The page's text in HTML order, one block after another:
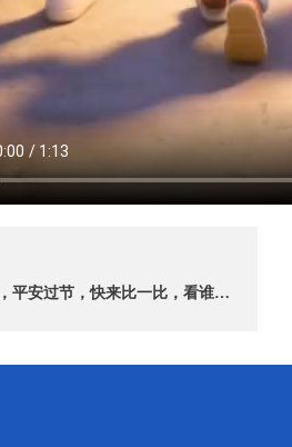
快乐过节，平安过节，快来比一比，看谁能把这些知识点全都截中~